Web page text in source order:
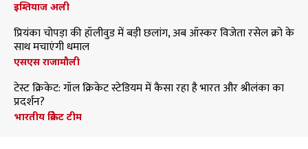
इम्तियाज अली
प्रियंका चोपड़ा की हॉलीवुड में बड़ी छलांग, अब ऑस्कर विजेता रसेल क्रो के
साथ मचाएंगी धमाल
एसएस राजामौली
टेस्ट क्रिकेट: गॉल क्रिकेट स्टेडियम में कैसा रहा है भारत और श्रीलंका का
प्रदर्शन?
भारतीय क्रिकेट टीम